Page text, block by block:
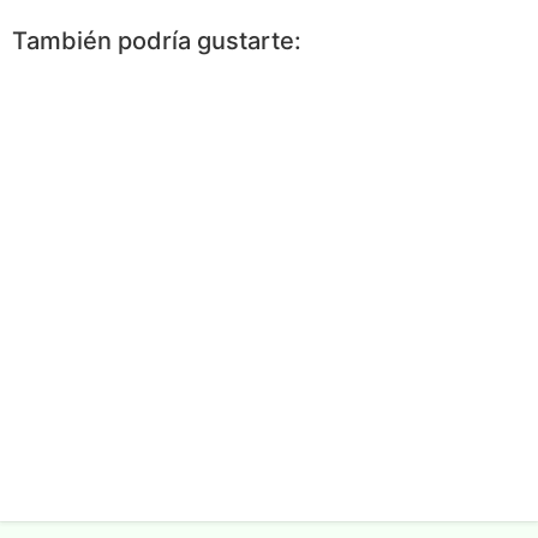
Facebook Messenger WhatsApp